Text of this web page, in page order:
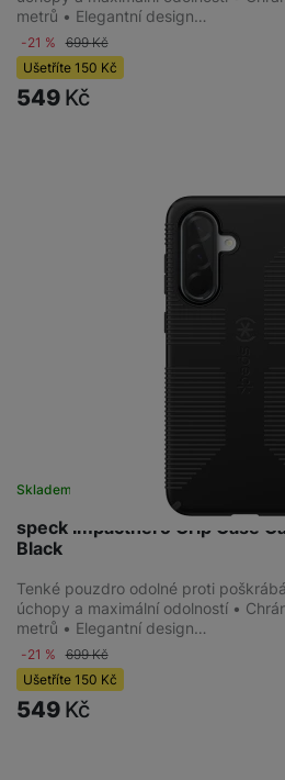
metrů • Elegantní design…
-21 % 699Kč
Ušetříte 150 Kč
549 Kč
speck Impacthero Grip Case
Black
Skladem na 8 prodejnách
Tenké pouzdro odolné proti
úchopy a maximální odolností •
metrů • Elegantní design…
-21 % 699Kč
Ušetříte 150 Kč
549 Kč